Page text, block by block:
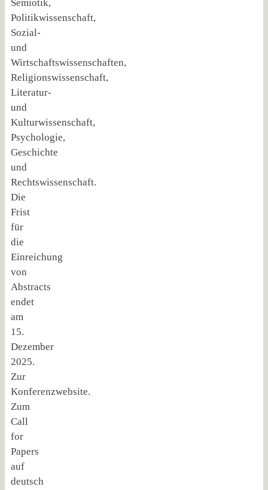
Semiotik,
Politikwissenschaft,
Sozial-
und
Wirtschaftswissenschaften,
Religionswissenschaft,
Literatur-
und
Kulturwissenschaft,
Psychologie,
Geschichte
und
Rechtswissenschaft.
Die
Frist
für
die
Einreichung
von
Abstracts
endet
am
15.
Dezember
2025.
Zur
Konferenzwebsite.
Zum
Call
for
Papers
auf
deutsch